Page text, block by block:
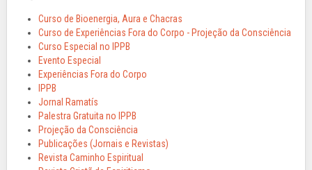
Curso de Bioenergia, Aura e Chacras
Curso de Experiências Fora do Corpo - Projeção da Consciência
Curso Especial no IPPB
Evento Especial
Experiências Fora do Corpo
IPPB
Jornal Ramatís
Palestra Gratuita no IPPB
Projeção da Consciência
Publicações (Jornais e Revistas)
Revista Caminho Espiritual